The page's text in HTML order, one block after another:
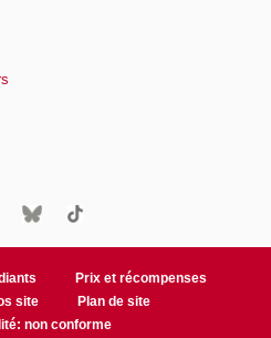
Prix et récompenses
site
Plan de site
non conforme